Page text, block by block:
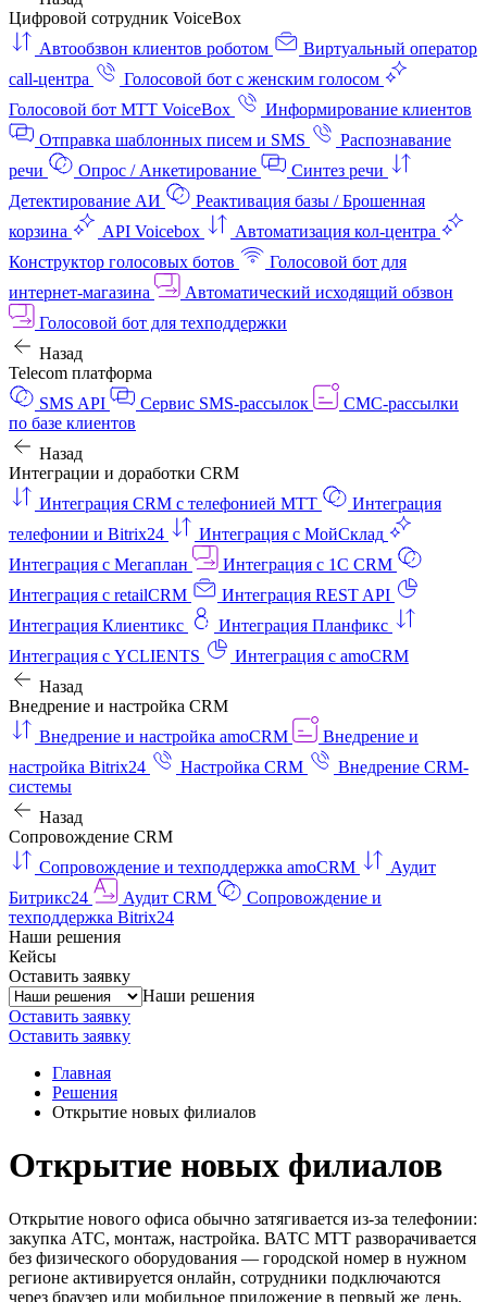
Цифровой сотрудник VoiceBox
Автообзвон клиентов роботом
Виртуальный оператор
call-центра
Голосовой бот с женским голосом
Голосовой бот МТТ VoiceBox
Информирование клиентов
Отправка шаблонных писем и SMS
Распознавание
речи
Опрос / Анкетирование
Синтез речи
Детектирование АИ
Реактивация базы / Брошенная
корзина
API Voicebox
Автоматизация кол‑центра
Конструктор голосовых ботов
Голосовой бот для
интернет‑магазина
Автоматический исходящий обзвон
Голосовой бот для техподдержки
Назад
Telecom платформа
SMS API
Сервис SMS-рассылок
СМС-рассылки
по базе клиентов
Назад
Интеграции и доработки CRM
Интеграция CRM с телефонией МТТ
Интеграция
телефонии и Bitrix24
Интеграция с МойСклад
Интеграция с Мегаплан
Интеграция с 1C CRM
Интеграция с retailCRM
Интеграция REST API
Интеграция Клиентикс
Интеграция Планфикс
Интеграция с YCLIENTS
Интеграция с amoCRM
Назад
Внедрение и настройка CRM
Внедрение и настройка amoCRM
Внедрение и
настройка Bitrix24
Настройка CRM
Внедрение CRM-
системы
Назад
Сопровождение CRM
Сопровождение и техподдержка amoCRM
Аудит
Битрикс24
Аудит CRM
Сопровождение и
техподдержка Bitrix24
Наши решения
Кейсы
Оставить заявку
Наши решения
Оставить заявку
Оставить заявку
Главная
Решения
Открытие новых филиалов
Открытие новых филиалов
Открытие нового офиса обычно затягивается из-за телефонии:
закупка АТС, монтаж, настройка. ВАТС МТТ разворачивается
без физического оборудования — городской номер в нужном
регионе активируется онлайн, сотрудники подключаются
через браузер или мобильное приложение в первый же день.